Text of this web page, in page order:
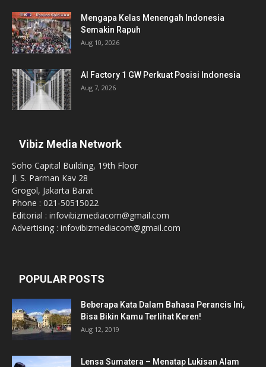
Mengapa Kelas Menengah Indonesia
Semakin Rapuh
Aug 10, 2026
AI Factory 1 GW Perkuat Posisi Indonesia
Aug 7, 2026
Vibiz Media Network
Soho Capital Building, 19th Floor
Jl. S. Parman Kav 28
Grogol, Jakarta Barat
Phone : 021-50515022
Editorial : infovibizmediacom@gmail.com
Advertising : infovibizmediacom@gmail.com
POPULAR POSTS
Beberapa Kata Dalam Bahasa Perancis Ini,
Bisa Bikin Kamu Terlihat Keren!
Aug 12, 2019
Lensa Sumatera – Menatap Lukisan Alam